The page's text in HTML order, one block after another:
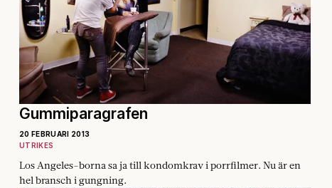
Gummiparagrafen
20 FEBRUARI 2013
UTRIKES
Los Angeles-borna sa ja till kondomkrav i porrfilmer. Nu är en
hel bransch i gungning.